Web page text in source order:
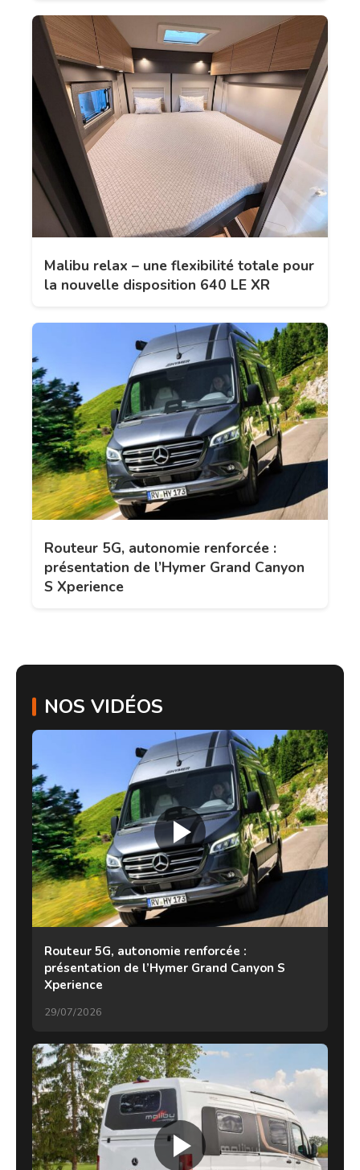
Malibu relax – une flexibilité totale pour
la nouvelle disposition 640 LE XR
Routeur 5G, autonomie renforcée :
présentation de l’Hymer Grand Canyon
S Xperience
NOS VIDÉOS
Routeur 5G, autonomie renforcée :
présentation de l’Hymer Grand Canyon S
Xperience
29/07/2026